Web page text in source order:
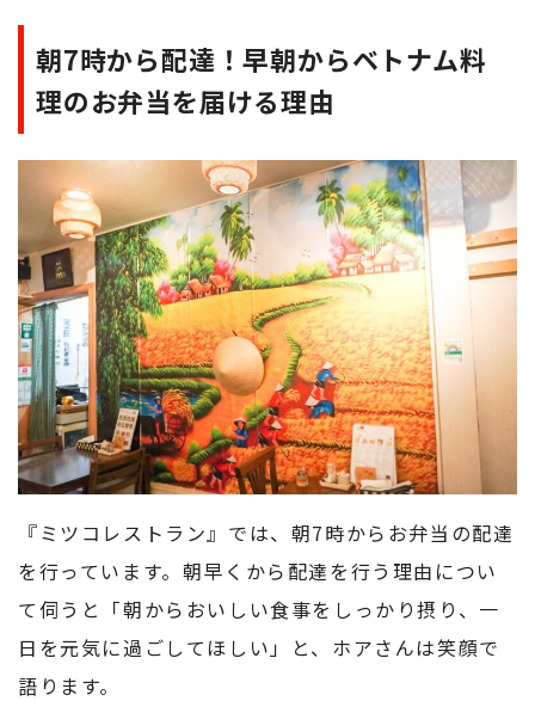
朝7時から配達！早朝からベトナム料
理のお弁当を届ける理由
『ミツコレストラン』では、朝7時からお弁当の配達
を行っています。朝早くから配達を行う理由につい
て伺うと「朝からおいしい食事をしっかり摂り、一
日を元気に過ごしてほしい」と、ホアさんは笑顔で
語ります。